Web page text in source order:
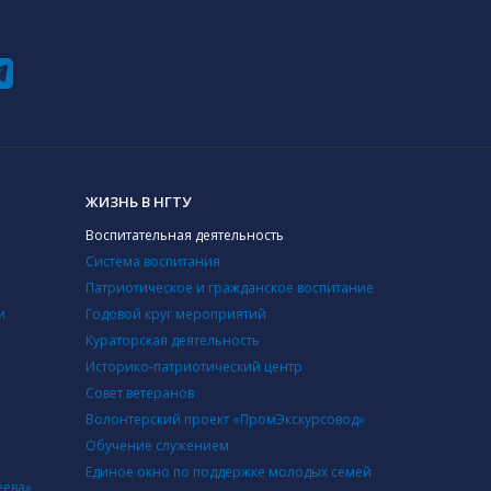
ЖИЗНЬ В НГТУ
Воспитательная деятельность
Система воспитания
Патриотическое и гражданское воспитание
Годовой круг мероприятий
Кураторская деятельность
Историко-патриотический центр
Совет ветеранов
Волонтерский проект «ПромЭкскурсовод»
Обучение служением
Единое окно по поддержке молодых семей